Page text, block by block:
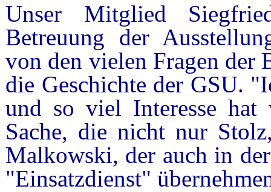
Unser Mitglied
Betreuung der
von den vielen Fragen der
die Geschichte der GSU.
und so viel Interesse hat
Sache, die nicht nur
Malkowski, der auch in
"Einsatzdienst"